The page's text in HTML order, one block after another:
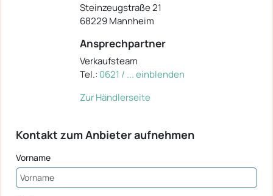
Steinzeugstraße 21
68229 Mannheim
Ansprechpartner
Verkaufsteam
Tel.: 0621 / ... einblenden
Zur Händlerseite
Kontakt zum Anbieter aufnehmen
Vorname